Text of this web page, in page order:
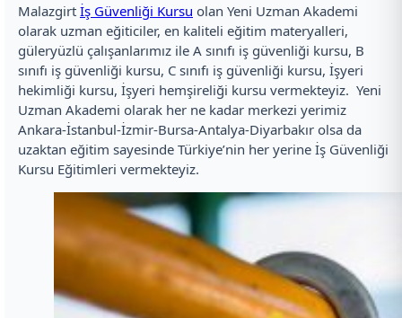
Malazgirt İş Güvenliği Kursu olan Yeni Uzman Akademi
olarak uzman eğiticiler, en kaliteli eğitim materyalleri,
güleryüzlü çalışanlarımız ile A sınıfı iş güvenliği kursu, B
sınıfı iş güvenliği kursu, C sınıfı iş güvenliği kursu, İşyeri
hekimliği kursu, İşyeri hemşireliği kursu vermekteyiz. Yeni
Uzman Akademi olarak her ne kadar merkezi yerimiz
Ankara-İstanbul-İzmir-Bursa-Antalya-Diyarbakır olsa da
uzaktan eğitim sayesinde Türkiye’nin her yerine İş Güvenliği
Kursu Eğitimleri vermekteyiz.